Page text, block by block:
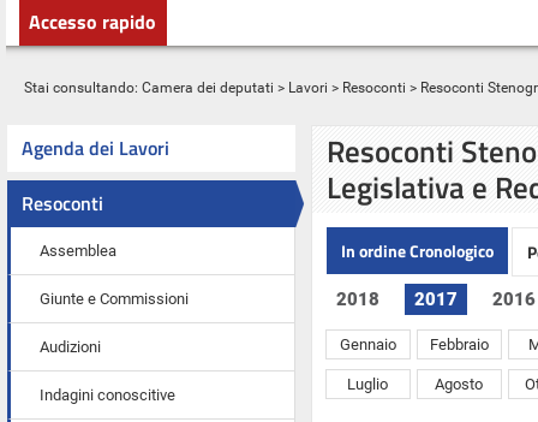
Accesso rapido
Stai consultando: Camera dei deputati > Lavori > Resoconti > Resoconti
Agenda dei Lavori
Resoconti
Assemblea
Giunte e Commissioni
Audizioni
Indagini conoscitive
Resoconti
Legislativa e
In ordine Cronologico
2018 2017
Gennaio Febbraio
Luglio Agosto
2016